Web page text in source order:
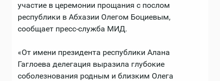
участие в церемонии прощания с послом
республики в Абхазии Олегом Боциевым,
сообщает пресс-служба МИД.
«От имени президента республики Алана
Гаглоева делегация выразила глубокие
соболезнования родным и близким Олега